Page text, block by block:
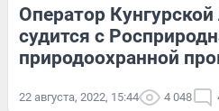
Оператор
судится с
природоохранной
22 августа, 2022, 15:44 4 048